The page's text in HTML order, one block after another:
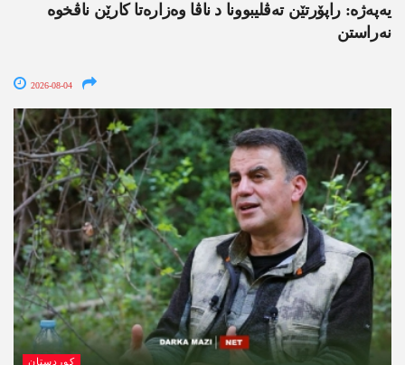
یەپەژە: راپۆرتێن تەڤلیبوونا د ناڤا وەزارەتا کارێن ناڤخوە
نەراستن
2026-08-04
کوردستان